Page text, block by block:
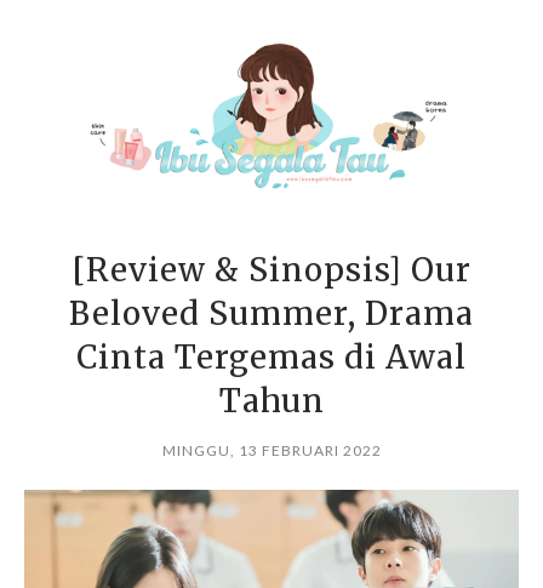
[Review & Sinopsis] Our
Beloved Summer, Drama
Cinta Tergemas di Awal
Tahun
MINGGU, 13 FEBRUARI 2022